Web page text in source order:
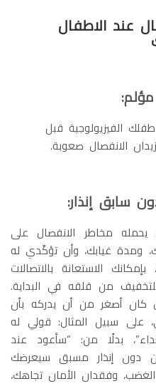
عند الاطفال
الفيزيولوجية قبل
الانفصال صعوبة.
سابق إنذار:
مخاطر الانفصال على
ومدة غيابك، وأن تؤكّدي له
الاستعانة بالاتصالات
للتخفيف من قلقه في البداية.
أصغر من أن يدركه بأن
على سبيل المثال: قولي له
بدلًا من: “سأعود عند
من دون إنذار مسبق سيعرضك
وفقدان الأمان تجاهك،